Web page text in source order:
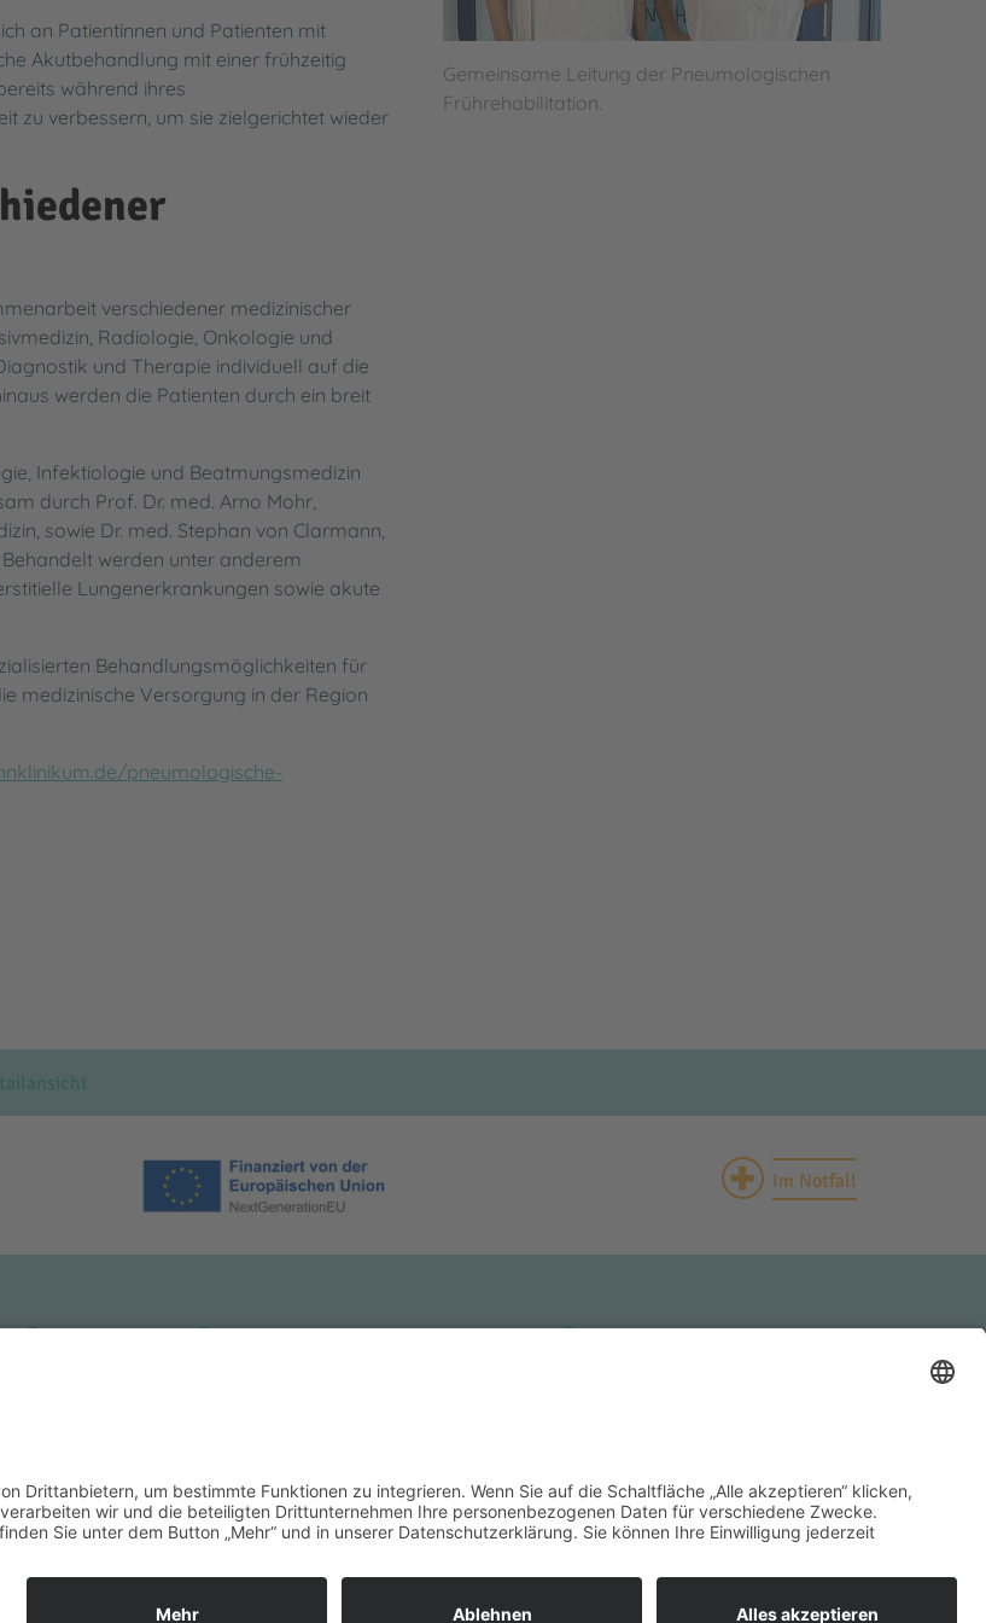
Sozialdienst
KVB-Bereitschaftsdienst
Energiemanagment am InnKlinikum
Datenschutz
an Patientinnen und Patienten mit
Akutbehandlung mit einer frühzeitig
während ihres
zu verbessern, um sie zielgerichtet wieder
verschiedener medizinischer
Radiologie, Onkologie und
und Therapie individuell auf die
werden die Patienten durch ein breit
Infektiologie und Beatmungsmedizin
durch Prof. Dr. med. Arno Mohr,
sowie Dr. med. Stephan von Clarmann,
werden unter anderem
Lungenerkrankungen sowie akute
Behandlungsmöglichkeiten für
medizinische Versorgung in der Region
pneumologische-
Gemeinsame Leitung der Pneumologischen
Frührehabilitation.
+ Im Notfall
613-4609